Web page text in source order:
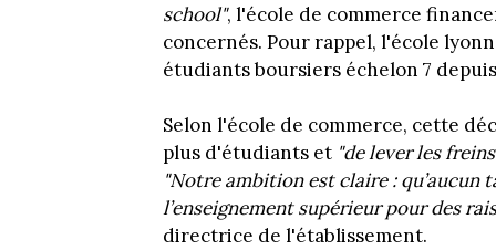
school", l'école de commerce
concernés. Pour rappel, l'école
étudiants boursiers échelon 7
Selon l'école de commerce, cette
plus d'étudiants et "de lever les
"Notre ambition est claire : qu’aucun
l’enseignement supérieur pour des
directrice de l'établissement.